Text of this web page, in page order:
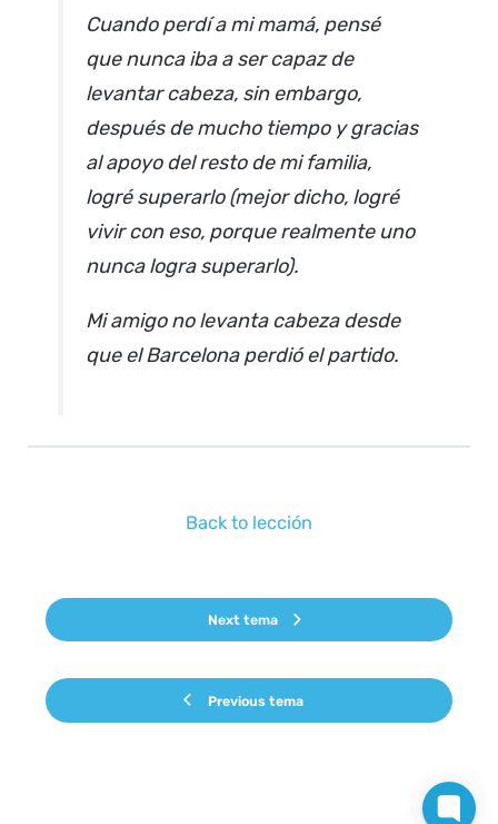
Cuando perdí a mi mamá, pensé
que nunca iba a ser capaz de
levantar cabeza, sin embargo,
después de mucho tiempo y gracias
al apoyo del resto de mi familia,
logré superarlo (mejor dicho, logré
vivir con eso, porque realmente uno
nunca logra superarlo).
Mi amigo no levanta cabeza desde
que el Barcelona perdió el partido.
Previous tema
Back to lección
Next tema